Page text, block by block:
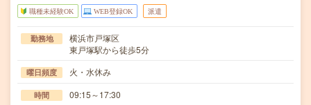
職種未経験OK WEB登録OK 派遣
勤務地
横浜市戸塚区
東戸塚駅から徒歩5分
曜日頻度 火・水休み
時間 09:15～17:30